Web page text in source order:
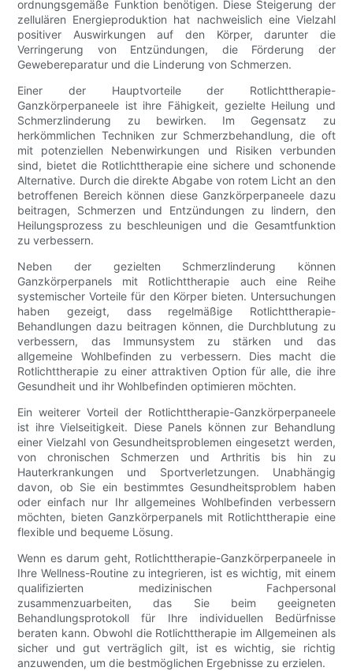
ordnungsgemäße Funktion benötigen. Diese Steigerung der
zellulären Energieproduktion hat nachweislich eine Vielzahl
positiver Auswirkungen auf den Körper, darunter die
Verringerung von Entzündungen, die Förderung der
Gewebereparatur und die Linderung von Schmerzen.
Einer der Hauptvorteile der Rotlichttherapie-
Ganzkörperpaneele ist ihre Fähigkeit, gezielte Heilung und
Schmerzlinderung zu bewirken. Im Gegensatz zu
herkömmlichen Techniken zur Schmerzbehandlung, die oft
mit potenziellen Nebenwirkungen und Risiken verbunden
sind, bietet die Rotlichttherapie eine sichere und schonende
Alternative. Durch die direkte Abgabe von rotem Licht an den
betroffenen Bereich können diese Ganzkörperpaneele dazu
beitragen, Schmerzen und Entzündungen zu lindern, den
Heilungsprozess zu beschleunigen und die Gesamtfunktion
zu verbessern.
Neben der gezielten Schmerzlinderung können
Ganzkörperpanels mit Rotlichttherapie auch eine Reihe
systemischer Vorteile für den Körper bieten. Untersuchungen
haben gezeigt, dass regelmäßige Rotlichttherapie-
Behandlungen dazu beitragen können, die Durchblutung zu
verbessern, das Immunsystem zu stärken und das
allgemeine Wohlbefinden zu verbessern. Dies macht die
Rotlichttherapie zu einer attraktiven Option für alle, die ihre
Gesundheit und ihr Wohlbefinden optimieren möchten.
Ein weiterer Vorteil der Rotlichttherapie-Ganzkörperpaneele
ist ihre Vielseitigkeit. Diese Panels können zur Behandlung
einer Vielzahl von Gesundheitsproblemen eingesetzt werden,
von chronischen Schmerzen und Arthritis bis hin zu
Hauterkrankungen und Sportverletzungen. Unabhängig
davon, ob Sie ein bestimmtes Gesundheitsproblem haben
oder einfach nur Ihr allgemeines Wohlbefinden verbessern
möchten, bieten Ganzkörperpanels mit Rotlichttherapie eine
flexible und bequeme Lösung.
Wenn es darum geht, Rotlichttherapie-Ganzkörperpaneele in
Ihre Wellness-Routine zu integrieren, ist es wichtig, mit einem
qualifizierten medizinischen Fachpersonal
zusammenzuarbeiten, das Sie beim geeigneten
Behandlungsprotokoll für Ihre individuellen Bedürfnisse
beraten kann. Obwohl die Rotlichttherapie im Allgemeinen als
sicher und gut verträglich gilt, ist es wichtig, sie richtig
anzuwenden, um die bestmöglichen Ergebnisse zu erzielen.